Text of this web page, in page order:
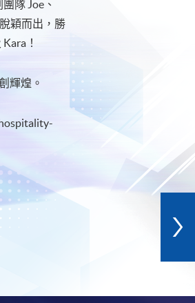
隊 Joe、
穎而出，勝
！
輝煌。